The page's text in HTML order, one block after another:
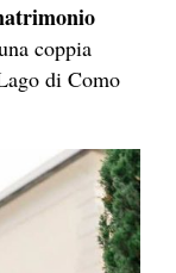
coppia
di Como